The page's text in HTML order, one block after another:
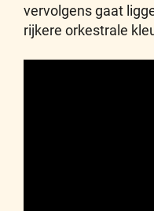
vervolgens gaat
rijkere orkestrale